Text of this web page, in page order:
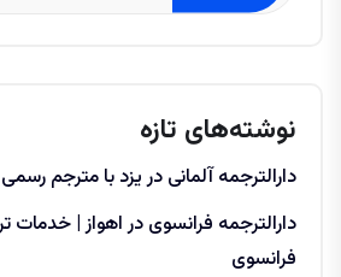
نوشته‌های تازه
دارالترجمه آلمانی در یزد با مترجم رسمی
دارالترجمه فرانسوی در اهواز |
فرانسوی